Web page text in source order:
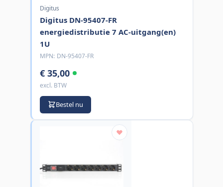
Digitus
Digitus DN-95407-FR
energiedistributie 7 AC-uitgang(en)
1U
MPN: DN-95407-FR
€ 35,00
excl. BTW
Bestel nu